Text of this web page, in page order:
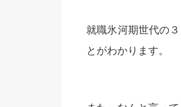
就職氷河期世代の
とがわかります。